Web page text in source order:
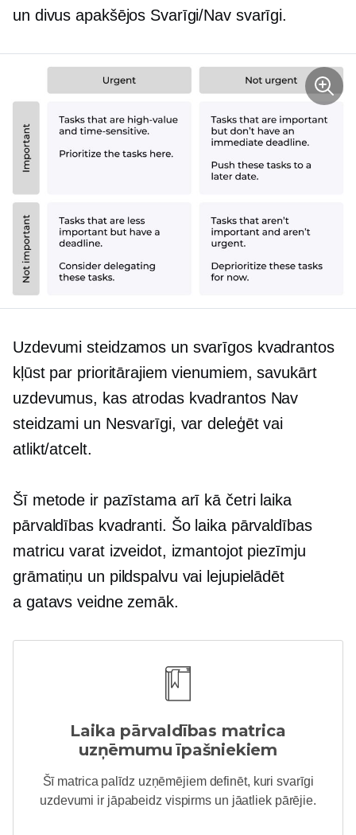
un divus apakšējos Svarīgi/Nav svarīgi.
Uzdevumi steidzamos un svarīgos kvadrantos
kļūst par prioritārajiem vienumiem, savukārt
uzdevumus, kas atrodas kvadrantos Nav
steidzami un Nesvarīgi, var deleģēt vai
atlikt/atcelt.
Šī metode ir pazīstama arī kā četri laika
pārvaldības kvadranti. Šo laika pārvaldības
matricu varat izveidot, izmantojot piezīmju
grāmatiņu un pildspalvu vai lejupielādēt
a gatavs veidne zemāk.
Laika pārvaldības matrica
uzņēmumu īpašniekiem
Šī matrica palīdz uzņēmējiem definēt, kuri svarīgi
uzdevumi ir jāpabeidz vispirms un jāatliek pārējie.